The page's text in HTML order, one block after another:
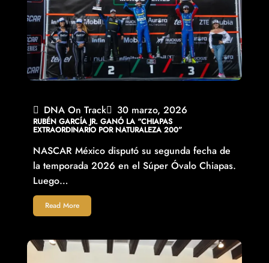
DNA On Track 30 marzo, 2026
RUBÉN GARCÍA JR. GANÓ LA “CHIAPAS
EXTRAORDINARIO POR NATURALEZA 200”
NASCAR México disputó su segunda fecha de
la temporada 2026 en el Súper Óvalo Chiapas.
Luego…
Read More